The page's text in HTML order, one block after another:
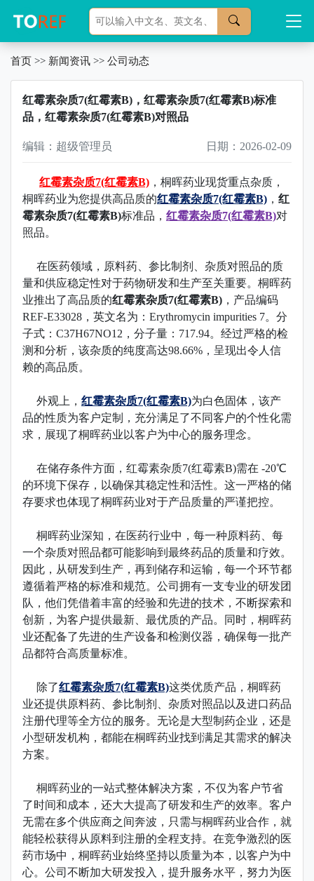
首页 >> 新闻资讯 >> 公司动态
红霉素杂质7(红霉素B)，红霉素杂质7(红霉素B)标准
品，红霉素杂质7(红霉素B)对照品
编辑：超级管理员 日期：2026-02-09
红霉素杂质7(红霉素B) ，桐晖药业现货重点杂质，
桐晖药业为您提供高品质的红霉素杂质7(红霉素B) ， 红
霉素杂质7(红霉素B)标准品 ， 红霉素杂质7(红霉素B)对
照品。
在医药领域，原料药、参比制剂、杂质对照品的质
量和供应稳定性对于药物研发和生产至关重要。桐晖药
业推出了高品质的红霉素杂质7(红霉素B) ，产品编码
REF-E33028，英文名为：Erythromycin impurities 7。 分
子式：C37H67NO12，分子量：717.94。 经过严格的检
测和分析，该杂质的纯度高达98.66%，呈现出令人信
赖的高品质。
外观上， 红霉素杂质7(红霉素B)为白色固体，该产
品的性质为客户定制，充分满足了不同客户的个性化需
求，展现了桐晖药业以客户为中心的服务理念。
在储存条件方面，红霉素杂质7(红霉素B)需在 -20℃
的环境下保存，以确保其稳定性和活性。这一严格的储
存要求也体现了桐晖药业对于产品质量的严谨把控。
桐晖药业深知，在医药行业中，每一种原料药、每
一个杂质对照品都可能影响到最终药品的质量和疗效。
因此，从研发到生产，再到储存和运输，每一个环节都
遵循着严格的标准和规范。 公司拥有一支专业的研发团
队，他们凭借着丰富的经验和先进的技术，不断探索和
创新，为客户提供最新、最优质的产品。同时，桐晖药
业还配备了先进的生产设备和检测仪器，确保每一批产
品都符合高质量标准。
除了红霉素杂质7(红霉素B)这类优质产品，桐晖药
业还提供原料药、参比制剂、杂质对照品以及进口药品
注册代理等全方位的服务。无论是大型制药企业，还是
小型研发机构，都能在桐晖药业找到满足其需求的解决
方案。
桐晖药业的一站式整体解决方案，不仅为客户节省
了时间和成本，还大大提高了研发和生产的效率。客户
无需在多个供应商之间奔波，只需与桐晖药业合作，就
能轻松获得从原料到注册的全程支持。在竞争激烈的医
药市场中，桐晖药业始终坚持以质量为本，以客户为中
心。公司不断加大研发投入，提升服务水平，努力为医